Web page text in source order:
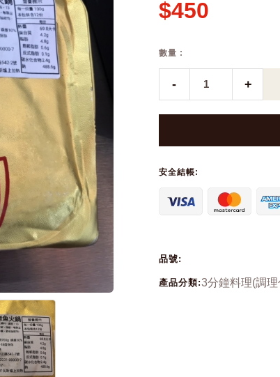
$450
數量 :
- +
安全結帳:
品號:
產品分類:3分鐘料理(調理